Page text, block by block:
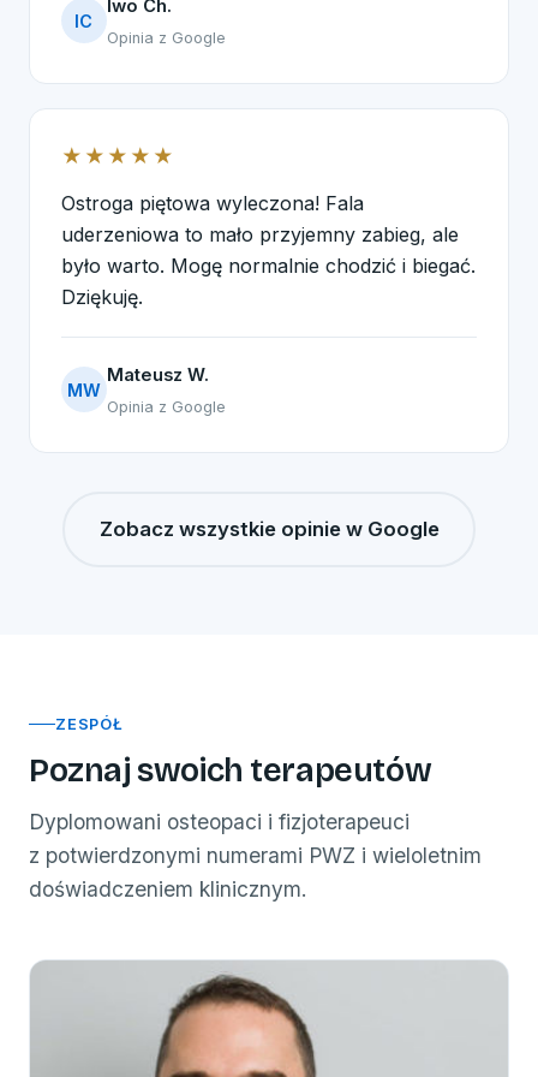
IC
Iwo Ch.
Opinia z Google
★★★★★
Ostroga piętowa wyleczona! Fala
uderzeniowa to mało przyjemny zabieg, ale
było warto. Mogę normalnie chodzić i biegać.
Dziękuję.
MW
Mateusz W.
Opinia z Google
Zobacz wszystkie opinie w Google
ZESPÓŁ
Poznaj swoich terapeutów
Dyplomowani osteopaci i fizjoterapeuci
z potwierdzonymi numerami PWZ i wieloletnim
doświadczeniem klinicznym.